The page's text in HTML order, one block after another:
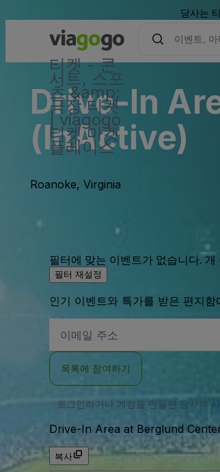
당사는
티켓 - 콘
서트, 스포
츠 &amp;
극장 티켓
| viagogo
티켓 마켓
플레이스
Drive-In Area
(InActive)
Roanoke, Virginia
필터에 맞는 이벤트가 없습니다.
필터 재설정
인기 이벤트와 특가를 받은 편지함
메
소
목록에 참여하기
로그인하거나 계정을 만들면 당사의
Drive-In Area at Berglund
복사